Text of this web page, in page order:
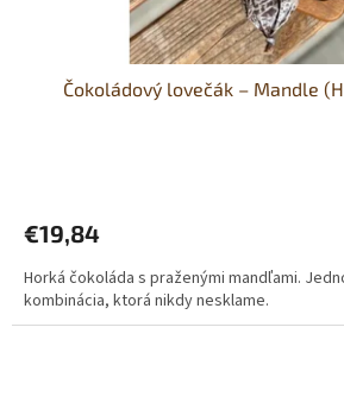
Čokoládový lovečák – Mandle
€19,84
Horká čokoláda s praženými mandľami.
kombinácia, ktorá nikdy nesklame.